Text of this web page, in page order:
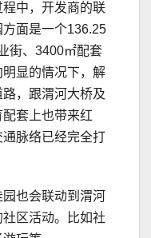
中，开发商的联
面是一个136.25
街、3400㎡配套
显的情况下，解
，跟渭河大桥及
套上也带来红
脉络已经完全打
也会联动到渭河
区活动。比如社